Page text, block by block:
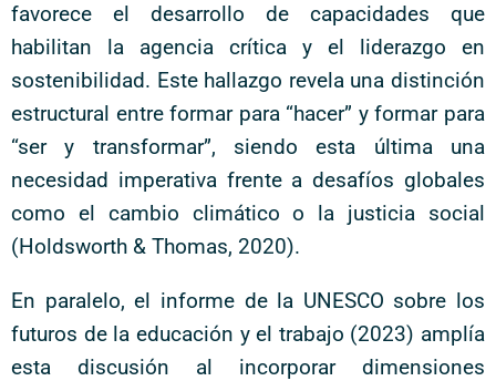
favorece el desarrollo de capacidades que
habilitan la agencia crítica y el liderazgo en
sostenibilidad. Este hallazgo revela una distinción
estructural entre formar para “hacer” y formar para
“ser y transformar”, siendo esta última una
necesidad imperativa frente a desafíos globales
como el cambio climático o la justicia social
(Holdsworth & Thomas, 2020).
En paralelo, el informe de la UNESCO sobre los
futuros de la educación y el trabajo (2023) amplía
esta discusión al incorporar dimensiones